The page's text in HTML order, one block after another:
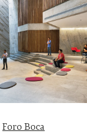
Foro Boca